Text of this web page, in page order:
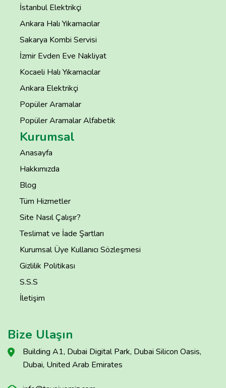
İstanbul Elektrikçi
Ankara Halı Yıkamacılar
Sakarya Kombi Servisi
İzmir Evden Eve Nakliyat
Kocaeli Halı Yıkamacılar
Ankara Elektrikçi
Popüler Aramalar
Popüler Aramalar Alfabetik
Kurumsal
Anasayfa
Hakkımızda
Blog
Tüm Hizmetler
Site Nasıl Çalışır?
Teslimat ve İade Şartları
Kurumsal Üye Kullanıcı Sözleşmesi
Gizlilik Politikası
S.S.S
İletişim
Bize Ulaşın
Building A1, Dubai Digital Park, Dubai Silicon Oasis,
Dubai, United Arab Emirates